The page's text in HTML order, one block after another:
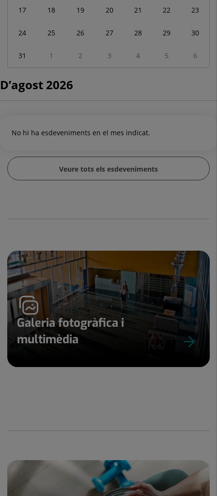
17 18 19 20 21 22 23
24 25 26 27 28 29 30
31 1 2 3 4 5 6
D’agost 2026
No hi ha esdeveniments en el mes indicat.
Veure tots els esdeveniments
Galeria fotogràfica i
multimèdia